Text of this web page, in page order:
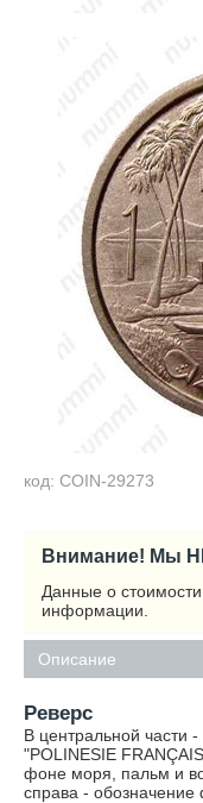
код: COIN-29273
Внимание! Мы
Данные о
информации.
Описание
Реверс
В центральной части
"POLINESIE
фоне моря, пальм и
справа - обозначение